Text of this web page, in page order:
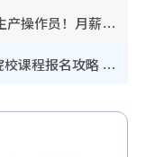
葵涌招聘2026｜莱特维健药厂请生产操作员！月薪高达$1.7万 冷气厂房/五天工作/保障双粮
香港自资院校：全港逾20间自资院校课程报名攻略 留位费可退/申请日期/报名链接